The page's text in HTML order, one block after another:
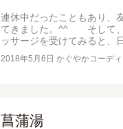
連休中だったこともあり、
てきました。^^ そして、
ッサージを受けてみると、
2018年5月6日 かぐやかコーデ
菖蒲湯